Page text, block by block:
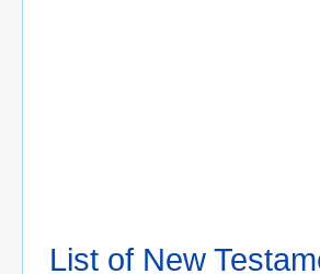
List of New